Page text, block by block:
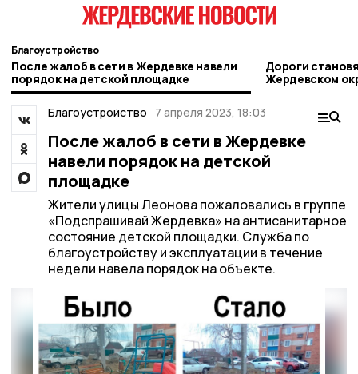
Благоустройство
После жалоб в сети в Жердевке навели
порядок на детской площадке
Дороги
Жердевском
масштабные
Благоустройство
7 апреля 2023, 18:03
После жалоб в сети в Жердевке
навели порядок на детской
площадке
Жители улицы Леонова пожаловались в группе
«Подспрашивай Жердевка» на антисанитарное
состояние детской площадки. Служба по
благоустройству и эксплуатации в течение
недели навела порядок на объекте.